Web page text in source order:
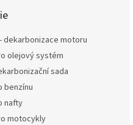
dekarbonizace motoru
olejový systém
sada
benzínu
nafty
motocykly